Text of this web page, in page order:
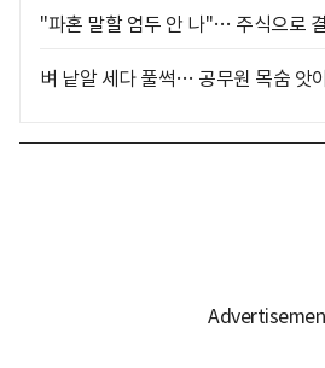
"파혼 말할 엄두 안 나"… 주식으로
벼 낱알 세다 풀썩… 공무원 목숨 앗